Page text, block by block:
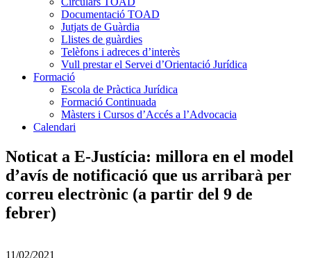
Documentació TOAD
Jutjats de Guàrdia
Llistes de guàrdies
Telèfons i adreces d’interès
Vull prestar el Servei d’Orientació Jurídica
Formació
Escola de Pràctica Jurídica
Formació Continuada
Màsters i Cursos d’Accés a l’Advocacia
Calendari
Noticat a E-Justícia: millora en el model
d’avís de notificació que us arribarà per
correu electrònic (a partir del 9 de
febrer)
11/02/2021